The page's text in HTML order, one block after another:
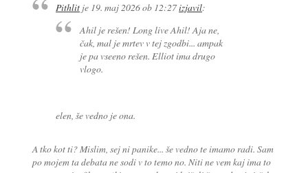
Pithlit je 19. maj 2026 ob 12:27izjavil:
Ahil je rešen! Long live Ahil! Aja ne,
čak, mal je mrtev v tej zgodbi... ampak
je pa vseeno rešen. Elliot ima drugo
vlogo.
elen, še vedno je ona.
A tko kot ti? Mislim, sej ni panike... še vedno te imamo radi. Sam
po mojem ta debata ne sodi v to temo no. Niti ne vem kaj ima to